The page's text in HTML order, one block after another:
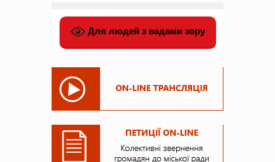
Для людей з вадами зору